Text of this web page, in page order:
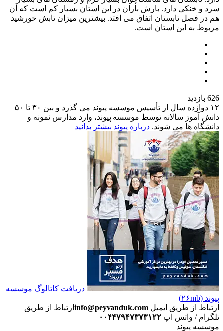
سرد و خنکی دارد. بارش باران در این استان بسیار کم است که آن
هم در فصل تابستان اتفاق می افتد. بیشترین میزان تابش خورشید
مربوط به این استان است.
626 بازدید
۱۲
دوازده سال از تأسیس موسسه پیوند می گذرد و بین ۳۰ تا ۵۰
دانش آموز سالانه توسط موسسه پیوند، وارد مدارس نمونه و
دانشگاه ها می شوند. درباره پیوند بیشتر بدانید
دریافت کاتالوگ موسسه
پیوند (۲۶mb)
ارتباط از طریق ایمیل info@peyvanduk.com ارتباط از طریق
تلگرام / واتس اپ ۰۰۴۴۷۹۴۷۳۷۳۱۲۲
موسسه پیوند